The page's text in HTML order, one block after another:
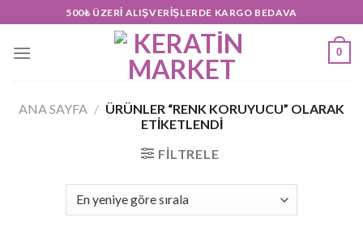
to
content
500₺ ÜZERI ALIŞVERIŞLERDE KARGO BEDAVA
0
ANA SAYFA / ÜRÜNLER “RENK KORUYUCU” OLARAK
ETIKETLENDI
FILTRELE